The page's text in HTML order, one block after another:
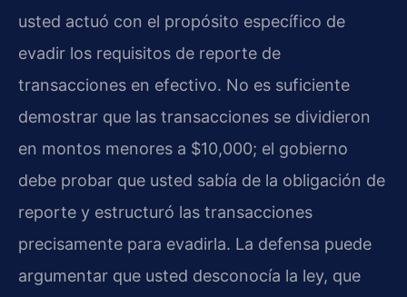
usted actuó con el propósito específico de
evadir los requisitos de reporte de
transacciones en efectivo. No es suficiente
demostrar que las transacciones se dividieron
en montos menores a $10,000; el gobierno
debe probar que usted sabía de la obligación de
reporte y estructuró las transacciones
precisamente para evadirla. La defensa puede
argumentar que usted desconocía la ley, que